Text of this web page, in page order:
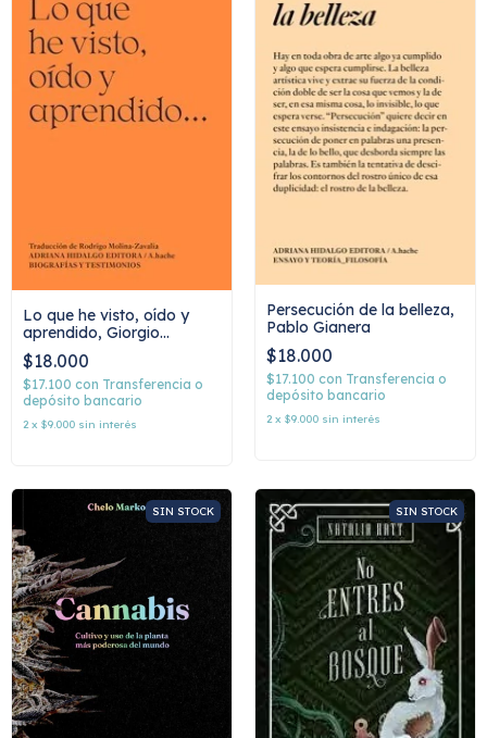
Lo que he visto, oído y
aprendido, Giorgio
Agamben
$18.000
$17.100 con Transferencia o
depósito bancario
2 x $9.000 sin interés
Persecución de la belleza,
Pablo Gianera
$18.000
$17.100 con Transferencia o
depósito bancario
2 x $9.000 sin interés
SIN STOCK SIN STOCK